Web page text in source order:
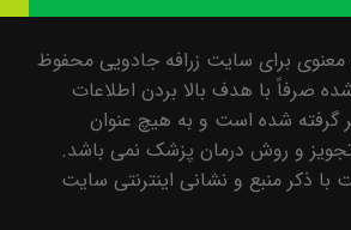
برای سایت زرافه جادویی محفوظ
صرفاً با هدف بالا بردن اطلاعات
گرفته شده است و به هیچ عنوان
و روش درمان پزشک نمی باشد.
ذکر منبع و نشانی اینترنتی سایت